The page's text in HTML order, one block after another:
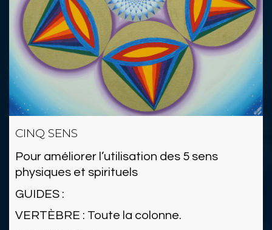
CINQ SENS
Pour améliorer l’utilisation des 5 sens
physiques et spirituels
GUIDES :
VERTÈBRE : Toute la colonne.